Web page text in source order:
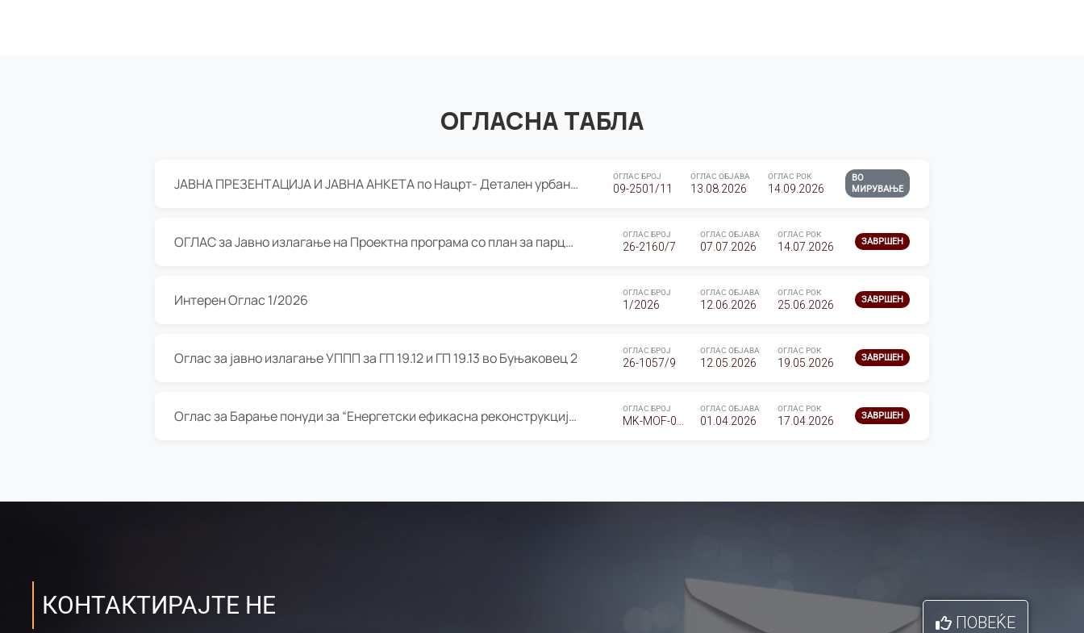
ОГЛАСНА ТАБЛА
ЈАВНА ПРЕЗЕНТАЦИЈА И ЈАВНА АНКЕТА по Нацрт- Детален урбанистички план Градска четврт Ј 05- Барутана, Општина Центар- Скопје, плански период 2025-2030 ОГЛАС БРОЈ
09-2501/11
ОГЛАС ОБЈАВА
13.08.2026
ОГЛАС РОК
14.09.2026
ВО
МИРУВАЊЕ
ОГЛАС за Јавно излагање на Проектна програма со план за парцелација за Урбанистички проект со план за парцелација за спојување на ГП 20.12 и ГП 20.37 од Изменување и дополнување на Детален урбанистички план Буњаковец 2, Општина Центар – Скопје ОГЛАС БРОЈ
26-2160/7
ОГЛАС ОБЈАВА
07.07.2026
ОГЛАС РОК
14.07.2026 ЗАВРШЕН
Интерен Оглас 1/2026 ОГЛАС БРОЈ
1/2026
ОГЛАС ОБЈАВА
12.06.2026
ОГЛАС РОК
25.06.2026 ЗАВРШЕН
Оглас за јавно излагање УППП за ГП 19.12 и ГП 19.13 во Буњаковец 2 ОГЛАС БРОЈ
26-1057/9
ОГЛАС ОБЈАВА
12.05.2026
ОГЛАС РОК
19.05.2026 ЗАВРШЕН
Оглас за Барање понуди за “Енергетски ефикасна реконструкција на објектот ООУ „Св. Кирил и Методиј" ОГЛАС БРОЈ ОГЛАС ОБЈАВА
01.04.2026
ОГЛАС РОК
17.04.2026 ЗАВРШЕН
КОНТАКТИРАЈТЕ НЕ
ПОВЕЌЕ